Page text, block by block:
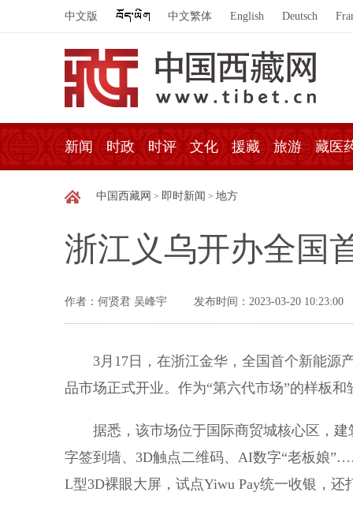
中文版 中文繁体 English Deutsch
新闻 时政 时评 文化 援藏 旅游 藏医
中国西藏网 > 即时新闻 > 地方
浙江义乌开办全国
作者：何贤君 吴峰宇 发布时间：2023-03-20 10:23:00
3月17日，在浙江金华，全国首个新能源
品市场正式开业。作为“第六代市场”的样板
据悉，该市场位于国际商贸城核心区，建
字签到墙、3D触点二维码、AI数字“老板娘
L型3D裸眼大屏，试点Yiwu Pay统一收银，